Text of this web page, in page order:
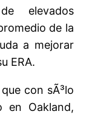
elevados
de la
a mejorar
ERA.
con sÃ³lo
en Oakland,